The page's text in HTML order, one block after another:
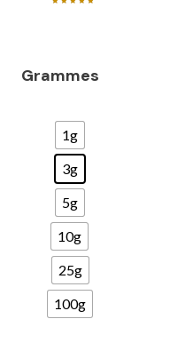
Grammes
1g
3g
5g
10g
25g
100g